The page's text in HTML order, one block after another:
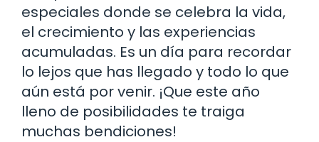
especiales donde se celebra la vida,
el crecimiento y las experiencias
acumuladas. Es un día para recordar
lo lejos que has llegado y todo lo que
aún está por venir. ¡Que este año
lleno de posibilidades te traiga
muchas bendiciones!